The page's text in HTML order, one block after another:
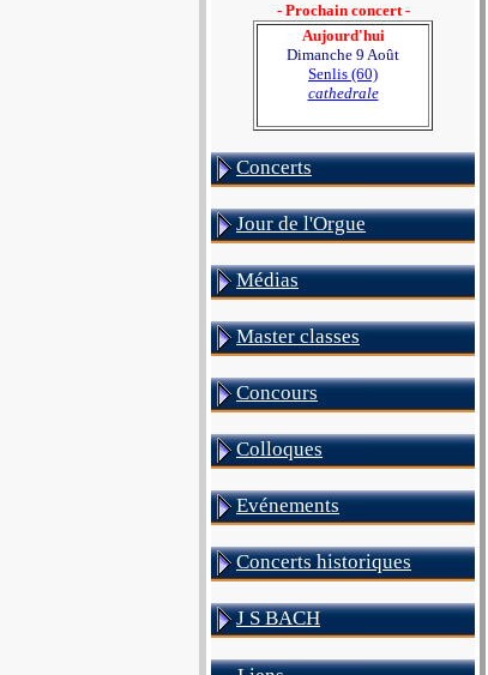
- Prochain concert -
Aujourd'hui
Dimanche 9 Août
Senlis (60)
cathedrale
Concerts
Jour de l'Orgue
Médias
Master classes
Concours
Colloques
Evénements
Concerts historiques
J S BACH